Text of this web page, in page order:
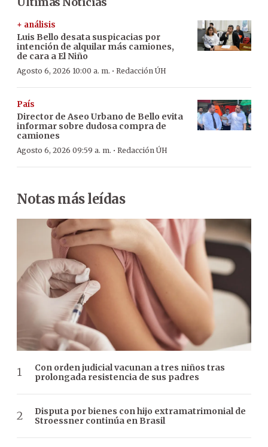
+ análisis
Luis Bello desata suspicacias por
intención de alquilar más camiones,
de cara a El Niño
Agosto 6, 2026 10:00 a. m. · Redacción ÚH
País
Director de Aseo Urbano de Bello evita
informar sobre dudosa compra de
camiones
Agosto 6, 2026 09:59 a. m. · Redacción ÚH
Notas más leídas
Con orden judicial vacunan a tres niños tras
prolongada resistencia de sus padres
Disputa por bienes con hijo extramatrimonial de
Stroessner continúa en Brasil